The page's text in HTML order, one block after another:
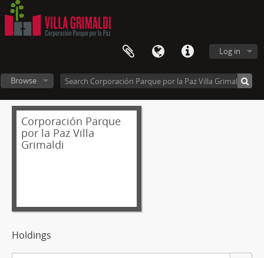
Log in
Browse
Corporación Parque
por la Paz Villa
Grimaldi
Holdings